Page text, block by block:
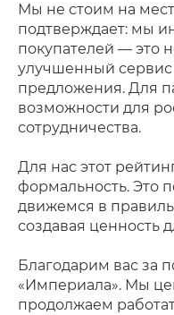
Мы не стоим на
подтверждает: мы
покупателей — это
улучшенный
предложения. Для
возможности для
сотрудничества.
Для нас этот
формальность. Это
движемся в
создавая ценность
Благодарим вас за
«Империала». Мы
продолжаем